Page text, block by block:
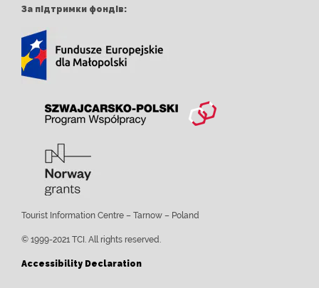
За підтримки фондів:
Tourist Information Centre – Tarnow – Poland
© 1999-2021 TCI. All rights reserved.
Accessibility Declaration